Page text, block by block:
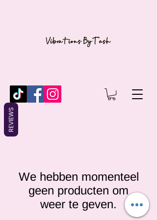
We hebben momenteel
geen producten om
weer te geven.
REVIEWS